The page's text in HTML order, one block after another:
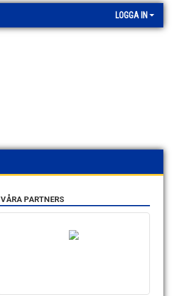
LOGGA IN
VÅRA PARTNERS